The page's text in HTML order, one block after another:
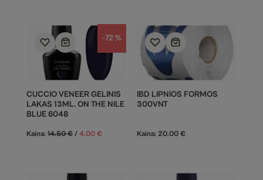
-72 %
CUCCIO VENEER GELINIS
LAKAS 13ML. ON THE NILE
BLUE 6048
Kaina: 14.50€ / 4.00 €
IBD LIPNIOS FORMOS
300VNT
Kaina: 20.00 €